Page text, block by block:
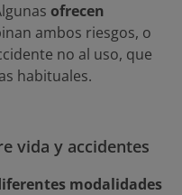
ofrecen
ambos riesgos, o
no al uso, que
habituales.
vida y accidentes
modalidades